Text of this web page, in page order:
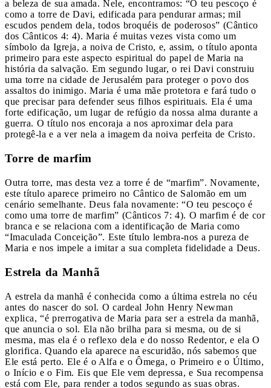
a beleza de sua amada. Nele, encontramos: “O teu pescoço é
como a torre de Davi, edificada para pendurar armas; mil
escudos pendem dela, todos broquéis de poderosos” (Cântico
dos Cânticos 4: 4). Maria é muitas vezes vista como um
símbolo da Igreja, a noiva de Cristo, e, assim, o título aponta
primeiro para este aspecto espiritual do papel de Maria na
história da salvação. Em segundo lugar, o rei Davi construiu
uma torre na cidade de Jerusalém para proteger o povo dos
assaltos do inimigo. Maria é uma mãe protetora e fará tudo o
que precisar para defender seus filhos espirituais. Ela é uma
forte edificação, um lugar de refúgio da nossa alma durante a
guerra. O título nos encoraja a nos aproximar dela para
protegê-la e a ver nela a imagem da noiva perfeita de Cristo.
Torre de marfim
Outra torre, mas desta vez a torre é de “marfim”. Novamente,
este título aparece primeiro no Cântico de Salomão em um
cenário semelhante. Deus fala novamente: “O teu pescoço é
como uma torre de marfim” (Cânticos 7: 4). O marfim é de cor
branca e se relaciona com a identificação de Maria como
“Imaculada Conceição”. Este título lembra-nos a pureza de
Maria e nos impele a imitar a sua completa fidelidade a Deus.
Estrela da Manhã
A estrela da manhã é conhecida como a última estrela no céu
antes do nascer do sol. O cardeal John Henry Newman
explica, “é prerrogativa de Maria para ser a estrela da manhã,
que anuncia o sol. Ela não brilha para si mesma, ou de si
mesma, mas ela é o reflexo dela e do nosso Redentor, e ela O
glorifica. Quando ela aparece na escuridão, nós sabemos que
Ele está perto. Ele é o Alfa e o Ômega, o Primeiro e o Último,
o Início e o Fim. Eis que Ele vem depressa, e Sua recompensa
está com Ele, para render a todos segundo as suas obras.